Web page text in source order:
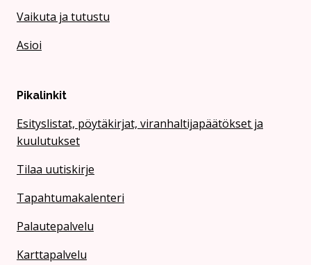
Vaikuta ja tutustu
Asioi
Pikalinkit
Esityslistat, pöytäkirjat, viranhaltijapäätökset ja
kuulutukset
Tilaa uutiskirje
Tapahtumakalenteri
Palautepalvelu
Karttapalvelu